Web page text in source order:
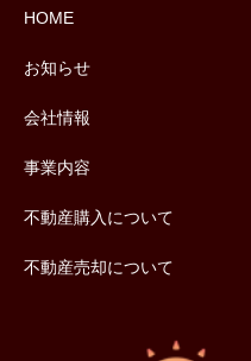
HOME
お知らせ
会社情報
事業内容
不動産購入について
不動産売却について